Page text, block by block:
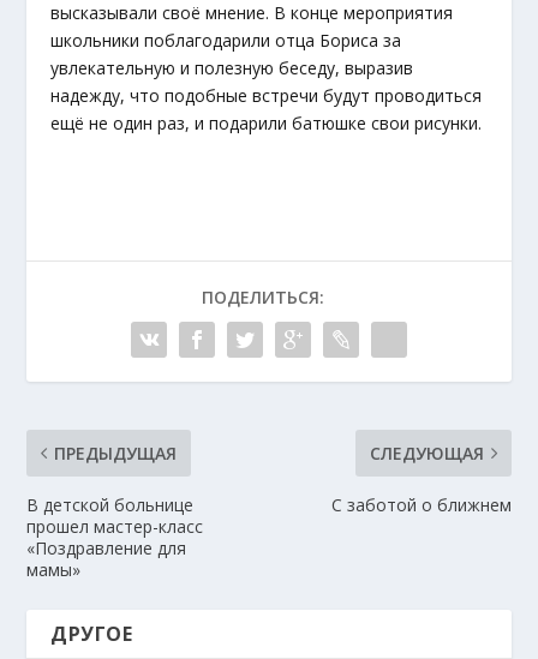
высказывали своё мнение. В конце мероприятия
школьники поблагодарили отца Бориса за
увлекательную и полезную беседу, выразив
надежду, что подобные встречи будут проводиться
ещё не один раз, и подарили батюшке свои рисунки.
ПОДЕЛИТЬСЯ:
ПРЕДЫДУЩАЯ
В детской больнице
прошел мастер-класс
«Поздравление для
мамы»
СЛЕДУЮЩАЯ
С заботой о ближнем
ДРУГОЕ